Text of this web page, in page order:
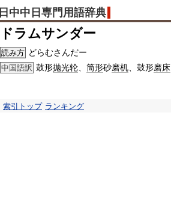
日中中日専門用語辞典
ドラムサンダー
読み方 どらむさんだー
中国語訳 鼓形抛光轮 筒形砂磨机 、鼓形磨床
索引トップ ランキング